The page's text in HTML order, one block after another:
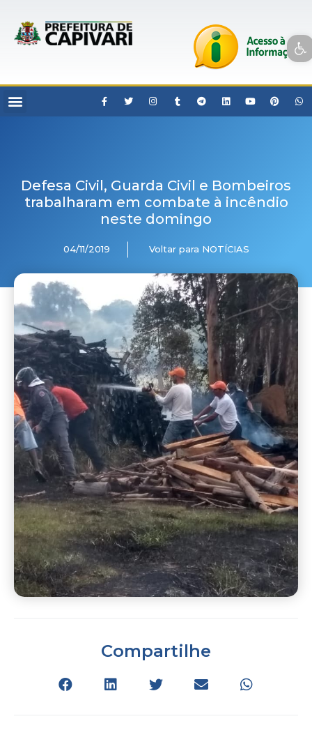
Open toolbar
Defesa Civil, Guarda Civil e Bombeiros
trabalharam em combate à incêndio
neste domingo
04/11/2019 Voltar para NOTÍCIAS
Compartilhe